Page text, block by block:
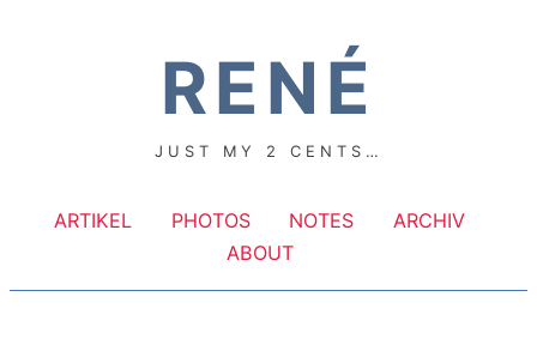
RENÉ
JUST MY 2 CENTS…
ARTIKEL PHOTOS NOTES
ARCHIV
ABOUT